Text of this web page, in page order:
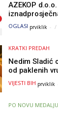
AZEKOP
slobodni, traži
OGLASI prviklik -
KRATKI PREDAH
Nedim Sladić
od paklenih
osvježenje u
VIJESTI BIH prviklik
PO NOVU MEDALJU